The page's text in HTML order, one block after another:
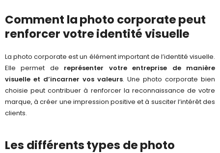
Comment la photo corporate peut
renforcer votre identité visuelle
La photo corporate est un élément important de l’identité visuelle.
Elle permet de représenter votre entreprise de manière
visuelle et d’incarner vos valeurs. Une photo corporate bien
choisie peut contribuer à renforcer la reconnaissance de votre
marque, à créer une impression positive et à susciter l’intérêt des
clients.
Les différents types de photo